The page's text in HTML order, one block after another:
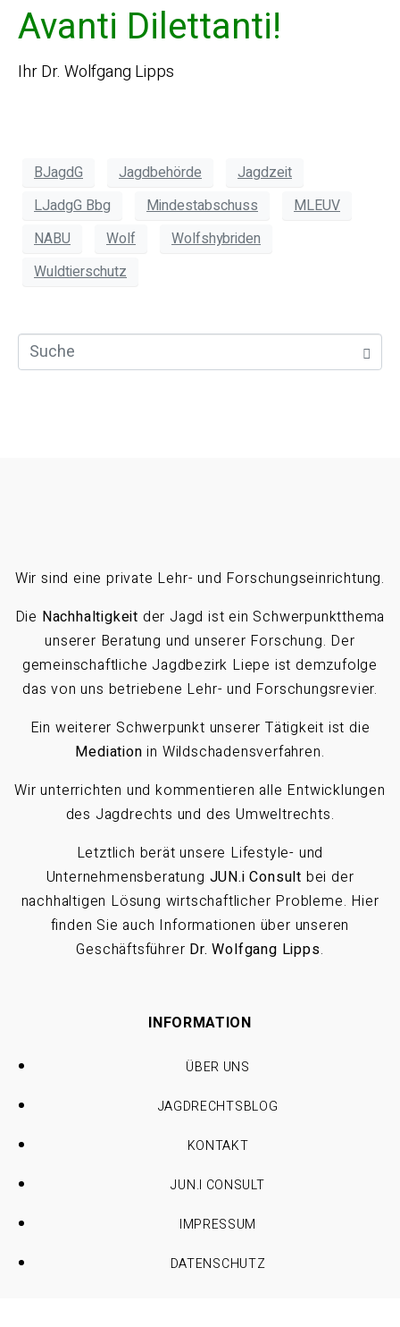
Avanti Dilettanti!
Ihr Dr. Wolfgang Lipps
BJagdG Jagdbehörde
Jagdzeit
LJadgG Bbg
Mindestabschuss
MLEUV
NABU
Wolf
Wolfshybriden
Wuldtierschutz
Wir sind eine private Lehr- und Forschungseinrichtung.
Die Nachhaltigkeit der Jagd ist ein Schwerpunktthema
unserer Beratung und unserer Forschung. Der
gemeinschaftliche Jagdbezirk Liepe ist demzufolge
das von uns betriebene Lehr- und Forschungsrevier.
Ein weiterer Schwerpunkt unserer Tätigkeit ist die
Mediation in Wildschadensverfahren.
Wir unterrichten und kommentieren alle Entwicklungen
des Jagdrechts und des Umweltrechts.
Letztlich berät unsere Lifestyle- und
Unternehmensberatung JUN.i Consult bei der
nachhaltigen Lösung wirtschaftlicher Probleme. Hier
finden Sie auch Informationen über unseren
Geschäftsführer Dr. Wolfgang Lipps.
INFORMATION
ÜBER UNS
JAGDRECHTSBLOG
KONTAKT
JUN.I CONSULT
IMPRESSUM
DATENSCHUTZ